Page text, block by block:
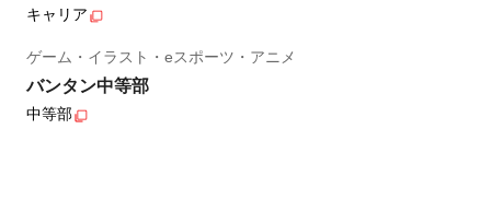
キャリア
ゲーム・イラスト・eスポーツ・アニメ
バンタン中等部
中等部